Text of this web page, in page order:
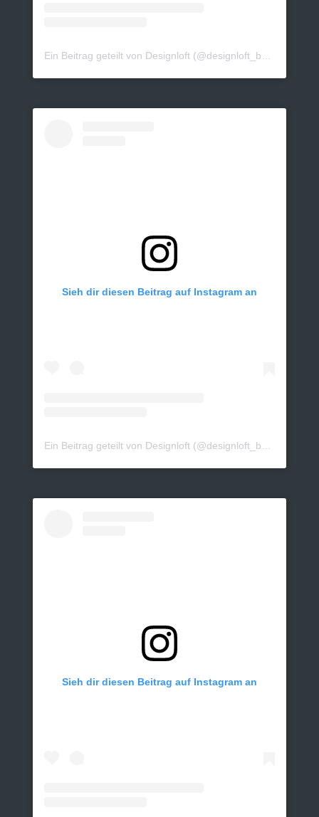
Sieh dir diesen Beitrag auf Instagram an
Sieh dir diesen Beitrag auf Instagram an